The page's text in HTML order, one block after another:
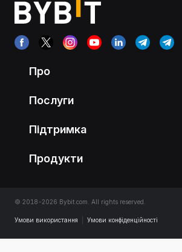
Про
Послуги
Підтримка
Продукти
© 2018-2026 Bybit.com. All rights reserved.
Умови використання Умови конфіденційності